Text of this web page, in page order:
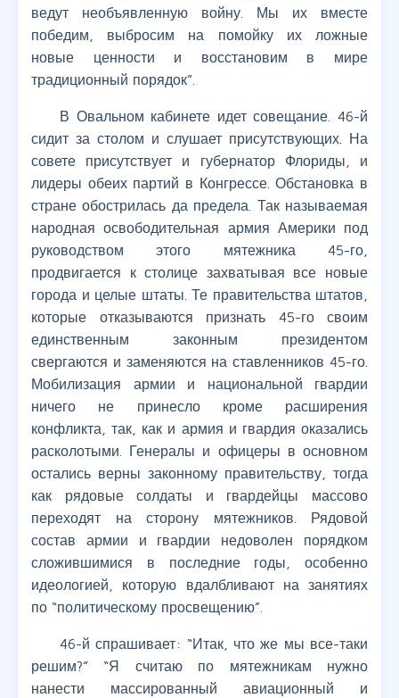
ведут необъявленную войну. Мы их вместе
победим, выбросим на помойку их ложные
новые ценности и восстановим в мире
традиционный порядок”.
В Овальном кабинете идет совещание. 46-й
сидит за столом и слушает присутствующих. На
совете присутствует и губернатор Флориды, и
лидеры обеих партий в Конгрессе. Обстановка в
стране обострилась да предела. Так называемая
народная освободительная армия Америки под
руководством этого мятежника 45-го,
продвигается к столице захватывая все новые
города и целые штаты. Те правительства штатов,
которые отказываются признать 45-го своим
единственным законным президентом
свергаются и заменяются на ставленников 45-го.
Мобилизация армии и национальной гвардии
ничего не принесло кроме расширения
конфликта, так, как и армия и гвардия оказались
расколотыми. Генералы и офицеры в основном
остались верны законному правительству, тогда
как рядовые солдаты и гвардейцы массово
переходят на сторону мятежников. Рядовой
состав армии и гвардии недоволен порядком
сложившимися в последние годы, особенно
идеологией, которую вдалбливают на занятиях
по “политическому просвещению”.
46-й спрашивает: “Итак, что же мы все-таки
решим?” “Я считаю по мятежникам нужно
нанести массированный авиационный и